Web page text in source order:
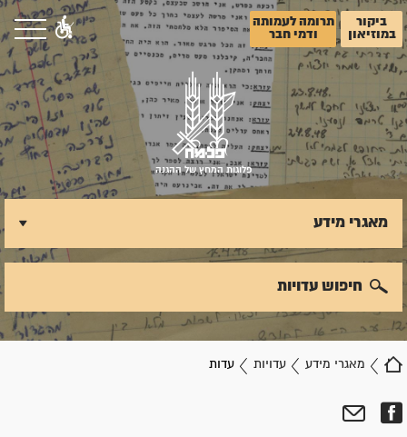
ביקור
במוזיאון
תרומה לעמותה
ודמי חבר
פלוגות המחץ של ההגנה
מאגרי מידע עדויות עדות
מאגרי מידע
חיפוש עדויות